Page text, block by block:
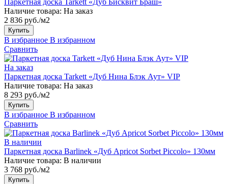
Наличие товара: На заказ
2 836 руб./м2
Купить
В избранное В избранном
Сравнить
На заказ
Паркетная доска Tarkett «Дуб Нина Блэк Аут» VIP
Наличие товара: На заказ
8 293 руб./м2
Купить
В избранное В избранном
Сравнить
В наличии
Паркетная доска Barlinek «Дуб Apricot Sorbet Piccolo» 130мм
Наличие товара: В наличии
3 768 руб./м2
Купить